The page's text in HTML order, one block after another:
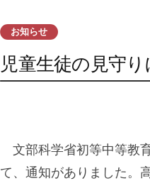
お知らせ
児童生徒の見守
文部科学省初等中等教
て、通知がありました。